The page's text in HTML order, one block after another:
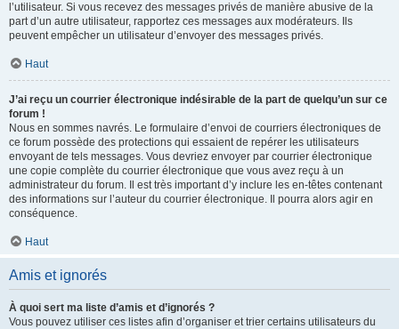
l’utilisateur. Si vous recevez des messages privés de manière abusive de la
part d’un autre utilisateur, rapportez ces messages aux modérateurs. Ils
peuvent empêcher un utilisateur d’envoyer des messages privés.
Haut
J’ai reçu un courrier électronique indésirable de la part de quelqu’un sur ce
forum !
Nous en sommes navrés. Le formulaire d’envoi de courriers électroniques de
ce forum possède des protections qui essaient de repérer les utilisateurs
envoyant de tels messages. Vous devriez envoyer par courrier électronique
une copie complète du courrier électronique que vous avez reçu à un
administrateur du forum. Il est très important d’y inclure les en-têtes contenant
des informations sur l’auteur du courrier électronique. Il pourra alors agir en
conséquence.
Haut
Amis et ignorés
À quoi sert ma liste d’amis et d’ignorés ?
Vous pouvez utiliser ces listes afin d’organiser et trier certains utilisateurs du